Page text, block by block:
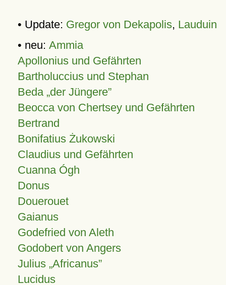
• Update: Gregor von Dekapolis, Lauduin
• neu: Ammia
Apollonius und Gefährten
Bartholuccius und Stephan
Beda „der Jüngere”
Beocca von Chertsey und Gefährten
Bertrand
Bonifatius Żukowski
Claudius und Gefährten
Cuanna Ógh
Donus
Douerouet
Gaianus
Godefried von Aleth
Godobert von Angers
Julius Africanus
Lucidus